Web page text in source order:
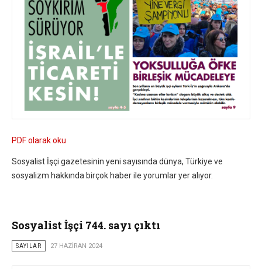
PDF olarak oku
Sosyalist İşçi gazetesinin yeni sayısında dünya, Türkiye ve
sosyalizm hakkında birçok haber ile yorumlar yer alıyor.
Sosyalist İşçi 744. sayı çıktı
SAYILAR 27 HAZIRAN 2024